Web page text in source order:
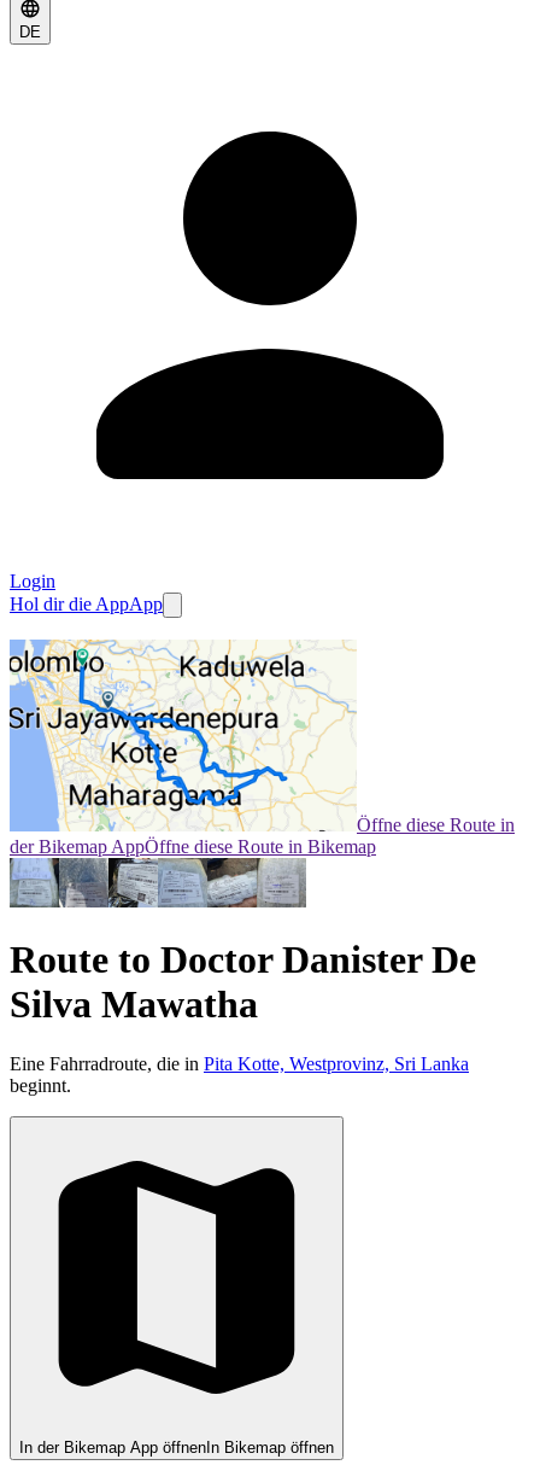
DE
Login
Hol dir die AppApp
Öffne diese Route in
der Bikemap AppÖffne diese Route in Bikemap
Route to Doctor Danister De
Silva Mawatha
Eine Fahrradroute, die in Pita Kotte, Westprovinz, Sri Lanka
beginnt.
In der Bikemap App öffnen In Bikemap öffnen